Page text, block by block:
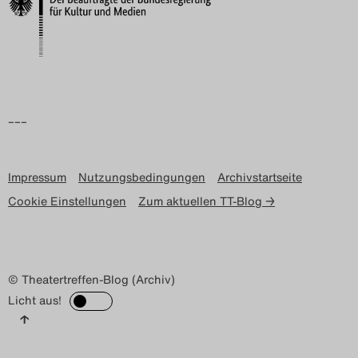
–––
Impressum Nutzungsbedingungen
Archivstartseite
Cookie Einstellungen
Zum aktuellen TT-Blog →
© Theatertreffen-Blog (Archiv)
Licht aus!
↑